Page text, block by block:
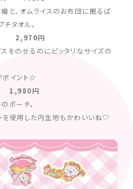
と、オムライスのお布団に眠るぱ
タオル。
ト 2,970円
をのせるのにピッタリなサイズの
ポイント☆
1,980円
ポーチ。
を使用した内生地もかわいいね♡